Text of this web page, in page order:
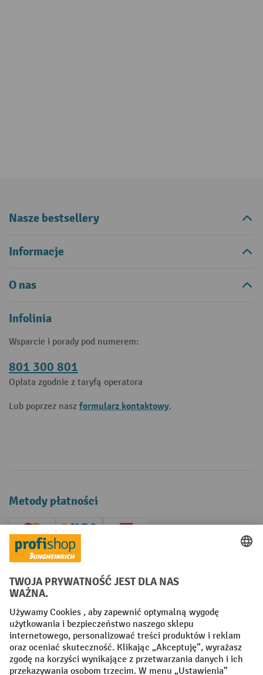
Nasze bestsellery
Informacje
O nas
Infolinia
Wsparcie i porady pod numerem:
801 300 801
Opłata zgodnie z taryfą operatora
Lub poprzez nasz formularz kontaktowy.
Metody płatności
Creditcard (Master)Creditcard (Visa)
Factura Przedpłata
Sieci społecznościowe
Facebook
YouTube
LinkedIn
Instagram